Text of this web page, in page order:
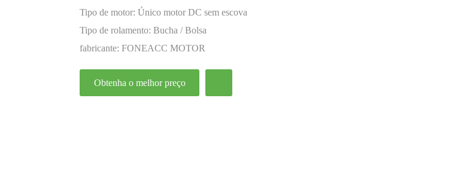
Tipo de motor: Único motor DC sem escova
Tipo de rolamento: Bucha / Bolsa
fabricante: FONEACC MOTOR
Obtenha o melhor preço